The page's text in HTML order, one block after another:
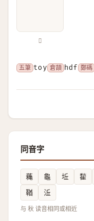
𪛁
五筆 toy 倉頡 hdf 鄭碼
同音字
蘒 龜 坵 䨂
鞧
㳋
与 秋 读音相同或相近